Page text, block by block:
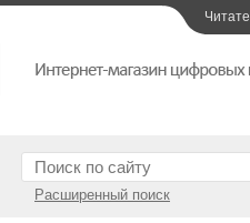
Расширенный поиск